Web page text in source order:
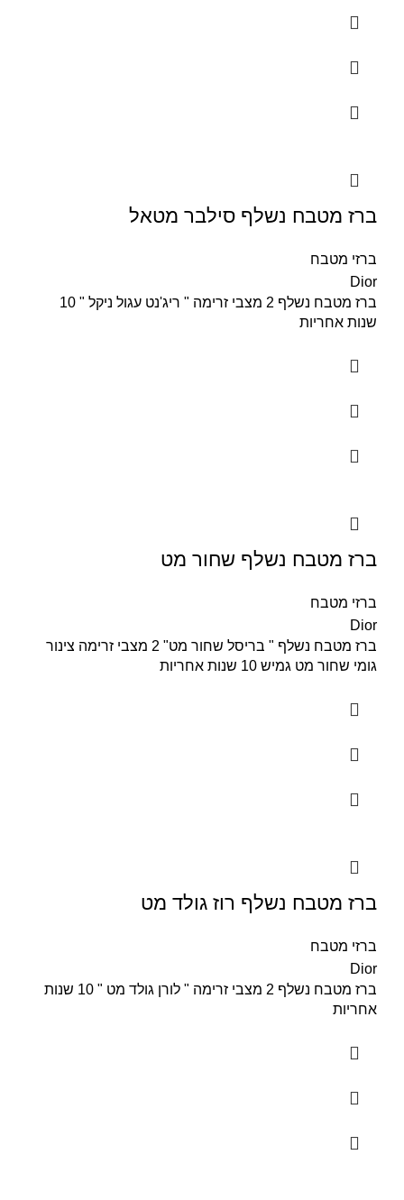
ברז מטבח נשלף סילבר מטאל
ברזי מטבח
Dior
ברז מטבח נשלף 2 מצבי זרימה " ריג'נט עגול ניקל " 10
שנות אחריות
ברז מטבח נשלף שחור מט
ברזי מטבח
Dior
ברז מטבח נשלף " בריסל שחור מט" 2 מצבי זרימה צינור
גומי שחור מט גמיש 10 שנות אחריות
ברז מטבח נשלף רוז גולד מט
ברזי מטבח
Dior
ברז מטבח נשלף 2 מצבי זרימה " לורן גולד מט " 10 שנות
אחריות